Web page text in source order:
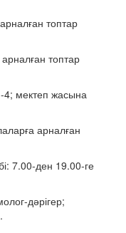
топтар
топтар
-4; мектеп жасына
арналған
7.00-ден 19.00-ге
дәрігер;